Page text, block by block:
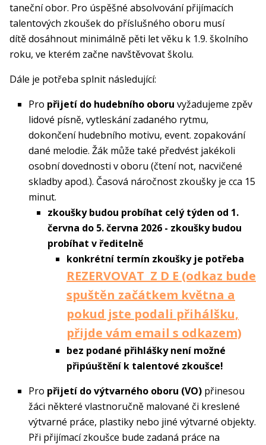
taneční obor. Pro úspěšné absolvování přijímacích
talentových zkoušek do příslušného oboru musí
dítě dosáhnout minimálně pěti let věku k 1.9. školního
roku, ve kterém začne navštěvovat školu.
Dále je potřeba splnit následující:
Pro přijetí do hudebního oboru vyžadujeme zpěv
lidové písně, vytleskání zadaného rytmu,
dokončení hudebního motivu, event. zopakování
dané melodie. Žák může také předvést jakékoli
osobní dovednosti v oboru (čtení not, nacvičené
skladby apod.). Časová náročnost zkoušky je cca 15
minut.
zkoušky budou probíhat celý týden od 1.
června do 5. června 2026 - zkoušky budou
probíhat v ředitelně
​konkrétní termín zkoušky je potřeba
REZERVOVAT Z D E (odkaz bude
spuštěn začátkem května a
pokud jste podali přihálšku,
přijde vám email s odkazem)
bez podané přihlášky není možné
připúuštění k talentové zkoušce!
Pro přijetí do výtvarného oboru (VO) přinesou
žáci některé vlastnoručně malované či kreslené
výtvarné práce, plastiky nebo jiné výtvarné objekty.
Při přijímací zkoušce bude zadaná práce na